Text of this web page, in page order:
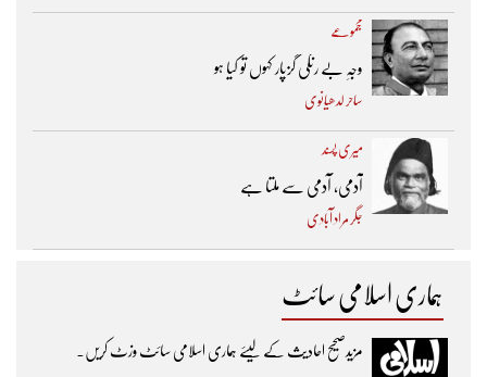
مجموعے
وجہِ بے رنگی گزپار کہوں تو کیا ہو
ساحر لدھیانوی
میری پسند
آدمی، آدمی سے ملتا ہے
جگر مراد آبادی
ہماری اسلامی سائٹ
مزیدصحیح احادیث کے لیئے ہماری اسلامی سائٹ وزٹ کریں۔